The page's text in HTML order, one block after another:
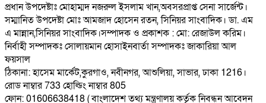
প্রধান উপদেষ্টাঃ মোহাম্মদ নজরুল ইসলাম খান,অবসরপ্রাপ্ত সেনা সার্জেন্ট।
সম্মানিত উপদেষ্টা মোঃ আমজাদ হোসেন রতন, সিনিয়র সাংবাদিক। ডা. এম
এ মান্নান,সিনিয়র সাংবাদিক।সম্পাদক ও প্রকাশক : মো: রেজাউল করিম।
নির্বাহী সম্পাদকঃ সোলায়মান হোসাইনবার্তা সম্পাদকঃ জাকারিয়া আল
ফয়সাল
ঠিকানা: হাসেম মার্কেট,কুরগাও, নবীনগর, আশুলিয়া, সাভার, ঢাকা 1216।
রোড নাম্বার 733 হোল্ডিং নাম্বার 805
ফোন: 01606638418 ( বাংলাদেশ তথ্য মন্ত্রণালয় কর্তৃক নিবন্ধন আবেদন